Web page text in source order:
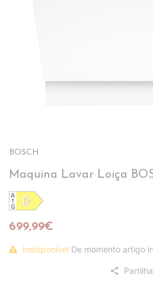
BOSCH
Maquina Lavar Loiça
699,99€
Indisponível De momento artigo
share